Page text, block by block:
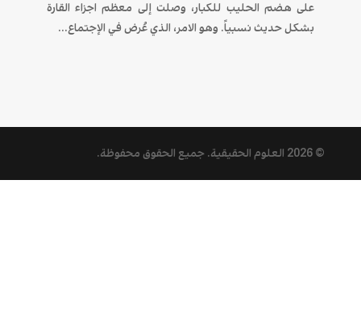
على هضم الحليب للكبار، وصلت إلى معظم اجزاء القارة
بشكل حديث نسبياً. وهو الامر، الذي عُرض في الإجتماع...
© 2026 العلوم الحقيقية. جميع الحقوق محفوظة.